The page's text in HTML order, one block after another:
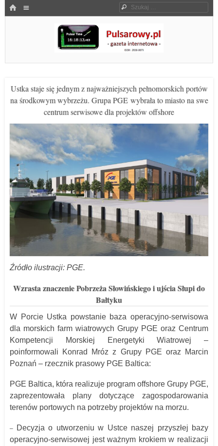
HOME Szukaj
Pulsarowy.pl
Ustka staje się jednym z najważniejszych pełnomorskich portów
na środkowym wybrzeżu. Grupa PGE wybrała to miasto na swe
centrum serwisowe dla projektów offshore
Źródło ilustracji: PGE.
Wzrasta znaczenie Pobrzeża Słowińskiego i ujścia Słupi do
Bałtyku
W Porcie Ustka powstanie baza operacyjno-serwisowa
dla morskich farm wiatrowych Grupy PGE oraz Centrum
Kompetencji Morskiej Energetyki Wiatrowej –
poinformowali Konrad Mróz z Grupy PGE oraz Marcin
Poznań – rzecznik prasowy PGE Baltica:
PGE Baltica, która realizuje program offshore Grupy PGE,
zaprezentowała plany dotyczące zagospodarowania
terenów portowych na potrzeby projektów na morzu.
–
Decyzja o utworzeniu w Ustce naszej przyszłej bazy
operacyjno-serwisowej jest ważnym krokiem w realizacji